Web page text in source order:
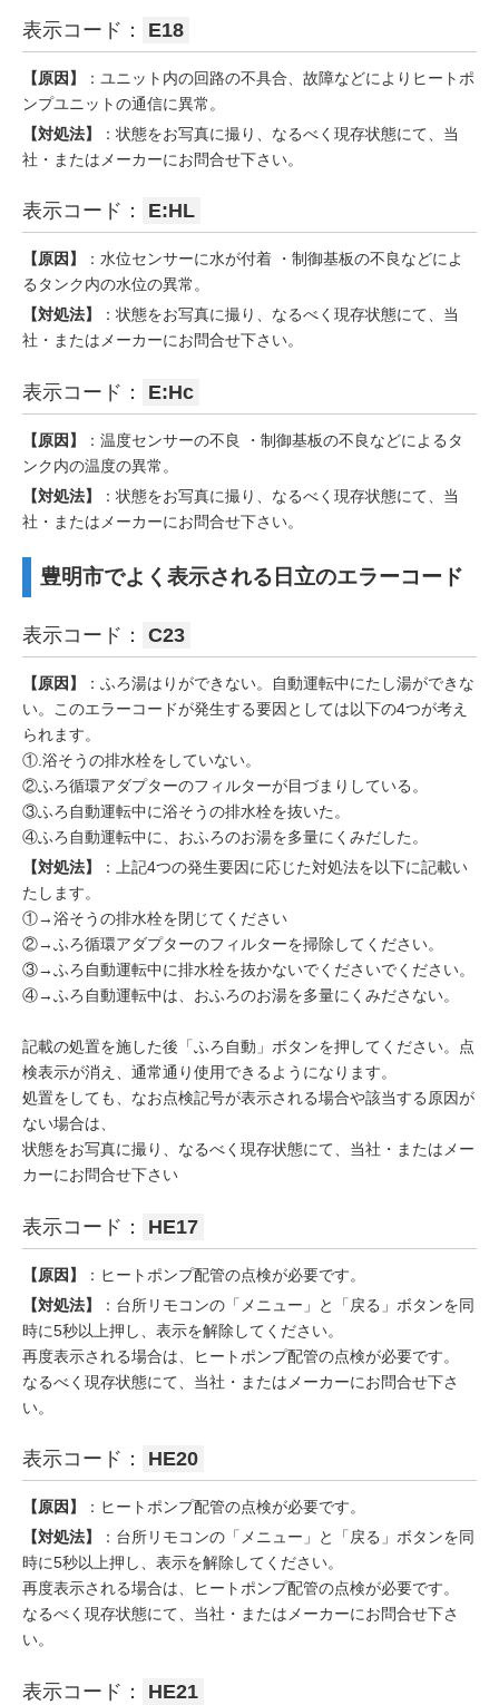
表示コード： E18
【原因】
：ユニット内の回路の不具合、故障などによりヒートポ
ンプユニットの通信に異常。
【対処法】
：状態をお写真に撮り、なるべく現存状態にて、当
社・またはメーカーにお問合せ下さい。
表示コード： E:HL
【原因】
：水位センサーに水が付着 ・制御基板の不良などによ
るタンク内の水位の異常。
【対処法】
：状態をお写真に撮り、なるべく現存状態にて、当
社・またはメーカーにお問合せ下さい。
表示コード： E:Hc
【原因】
：温度センサーの不良 ・制御基板の不良などによるタ
ンク内の温度の異常。
【対処法】
：状態をお写真に撮り、なるべく現存状態にて、当
社・またはメーカーにお問合せ下さい。
豊明市でよく表示される日立のエラーコード
表示コード： C23
【原因】
：ふろ湯はりができない。自動運転中にたし湯ができな
い。このエラーコードが発生する要因としては以下の4つが考え
られます。
①.浴そうの排水栓をしていない。
②ふろ循環アダプターのフィルターが目づまりしている。
③ふろ自動運転中に浴そうの排水栓を抜いた。
④ふろ自動運転中に、おふろのお湯を多量にくみだした。
【対処法】
：上記4つの発生要因に応じた対処法を以下に記載い
たします。
①→浴そうの排水栓を閉じてください
②→ふろ循環アダプターのフィルターを掃除してください。
③→ふろ自動運転中に排水栓を抜かないでくださいでください。
④→ふろ自動運転中は、おふろのお湯を多量にくみださない。
記載の処置を施した後「ふろ自動」ボタンを押してください。点
検表示が消え、通常通り使用できるようになります。
処置をしても、なお点検記号が表示される場合や該当する原因が
ない場合は、
状態をお写真に撮り、なるべく現存状態にて、当社・またはメー
カーにお問合せ下さい
表示コード： HE17
【原因】
：ヒートポンプ配管の点検が必要です。
【対処法】
：台所リモコンの「メニュー」と「戻る」ボタンを同
時に5秒以上押し、表示を解除してください。
再度表示される場合は、ヒートポンプ配管の点検が必要です。
なるべく現存状態にて、当社・またはメーカーにお問合せ下さ
い。
表示コード： HE20
【原因】
：ヒートポンプ配管の点検が必要です。
【対処法】
：台所リモコンの「メニュー」と「戻る」ボタンを同
時に5秒以上押し、表示を解除してください。
再度表示される場合は、ヒートポンプ配管の点検が必要です。
なるべく現存状態にて、当社・またはメーカーにお問合せ下さ
い。
表示コード： HE21